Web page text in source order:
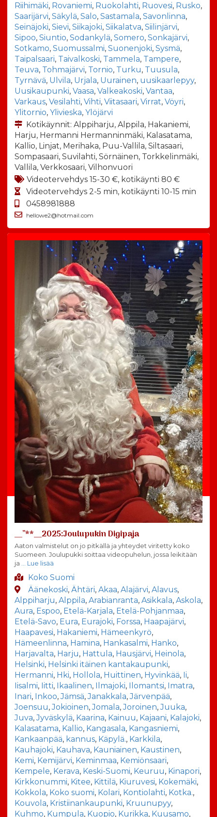
Riihimäki, Rovaniemi, Ruokolahti, Ruovesi, Rusko,
Saarijärvi, Säkylä, Salo, Sastamala, Savonlinna,
Seinäjoki, Sievi, Siikajoki, Siikalatva, Siilinjärvi,
Sipoo, Siuntio, Sodankylä, Somero, Sonkajärvi,
Sotkamo, Suomussalmi, Suonenjoki, Sysmä,
Taipalsaari, Taivalkoski, Tammela, Tampere,
Teuva, Tohmajärvi, Tornio, Turku, Tuusula,
Tyrnävä, Ulvila, Urjala, Uurainen, uusikaarlepyy,
Uusikaupunki, Vaasa, Valkeakoski, Vantaa,
Varkaus, Vesilahti, Vihti, Viitasaari, Virrat, Vöyri,
Ylitornio, Ylivieska, Ylöjärvi
Kotikäynnit: Alppiharju, Alppila, Hakaniemi,
Harju, Hermanni Hermanninmäki, Kalasatama,
Kallio, Linjat, Merihaka, Puu-Vallila, Siltasaari,
Sompasaari, Suvilahti, Sörnäinen, Torkkelinmäki,
Vallila, Verkkosaari, Vilhonvuori
Videotervehdys 15-30 €, kotikäynti 80 €
Videotervehdys 2-5 min, kotikäynti 10-15 min
0458981888
hellowe2@hotmail.com
__”**__2025:Joulupukin Digipaja
Aaton valmistelut on jo pitkällä ja yhteydet viritetty koko
Suomeen. Joulupukki soittaa videopuhelun, jossa leikitään
ja … Lue lisää
Koko Suomi
Äänekoski, Ähtäri, Akaa, Alajärvi, Alavus,
Alppiharju, Alppila, Arabianranta, Asikkala, Askola,
Aura, Espoo, Etelä-Karjala, Etelä-Pohjanmaa,
Etelä-Savo, Eura, Eurajoki, Forssa, Haapajärvi,
Haapavesi, Hakaniemi, Hämeenkyrö,
Hämeenlinna, Hamina, Hankasalmi, Hanko,
Harjavalta, Harju, Hattula, Hausjärvi, Heinola,
Helsinki, Helsinki itäinen kantakaupunki,
Hermanni, Hki, Hollola, Huittinen, Hyvinkää, Ii,
Iisalmi, Iitti, Ikaalinen, Ilmajoki, Ilomantsi, Imatra,
Inari, Inkoo,Jämsä,Janakkala,Järvenpää,
Joensuu,Jokioinen,Jomala,Joroinen,Juuka,
Juva,Jyväskylä, Kaarina, Kainuu, Kajaani, Kalajoki,
Kalasatama, Kallio, Kangasala, Kangasniemi,
Kankaanpää, kannus, Käpylä., Karkkila,
Kauhajoki, Kauhava, Kauniainen, Kaustinen,
Kemi, Kemijärvi, Keminmaa, Kemiönsaari,
Kempele, Kerava, Keski-Suomi, Keuruu, Kinapori,
Kirkkonummi, Kitee, Kittilä, Kiuruvesi, Kokemäki,
Kokkola, Koko suomi, Kolari, Kontiolahti, Kotka.,
Kouvola, Kristiinankaupunki, Kruunupyy,
Kuhmo, Kumpula, Kuopio, Kurikka, Kuusamo,